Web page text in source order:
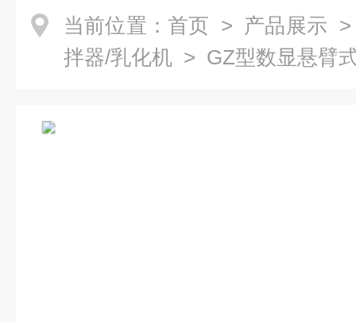
当前位置： 首页 > 产品展示
拌器/乳化机 > GZ型数显悬臂